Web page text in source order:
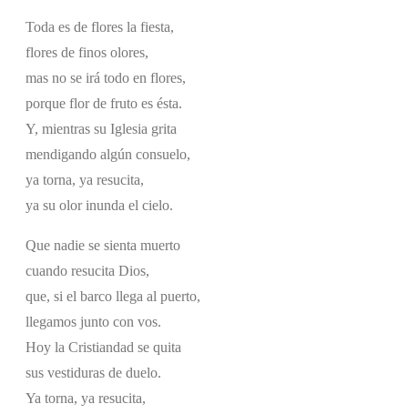
Toda es de flores la fiesta,
flores de finos olores,
mas no se irá todo en flores,
porque flor de fruto es ésta.
Y, mientras su Iglesia grita
mendigando algún consuelo,
ya torna, ya resucita,
ya su olor inunda el cielo.
Que nadie se sienta muerto
cuando resucita Dios,
que, si el barco llega al puerto,
llegamos junto con vos.
Hoy la Cristiandad se quita
sus vestiduras de duelo.
Ya torna, ya resucita,